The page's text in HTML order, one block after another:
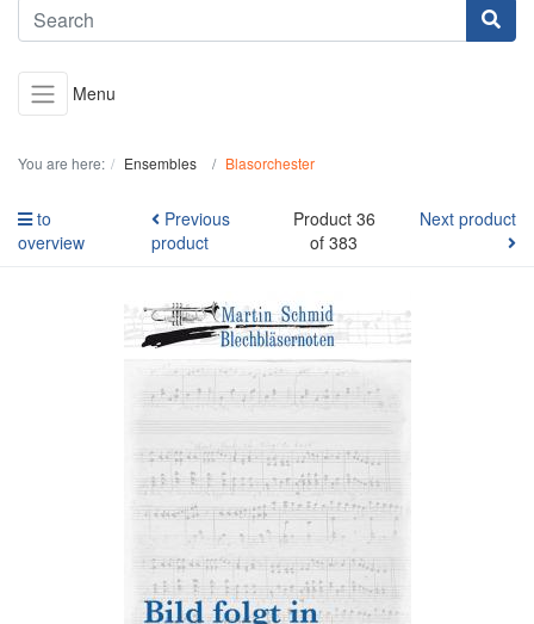
Menu
You are here: Ensembles Blasorchester
to
overview
Previous
product
Product 36
of 383
Next product